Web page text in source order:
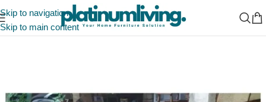
Skip to navigation
Skip to main content
Beranda/Indonesia Furniture Manufacturer